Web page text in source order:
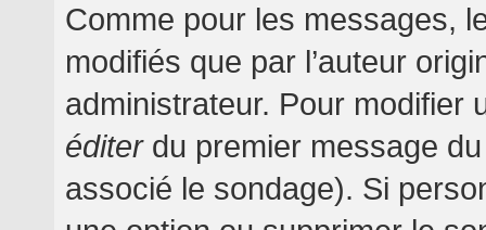
Comme pour les messages,
modifiés que par l’auteur
administrateur. Pour modifier
éditerdu premier message
associé le sondage). Si